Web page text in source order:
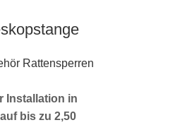
Rattensperren
Installation in
bis zu 2,50